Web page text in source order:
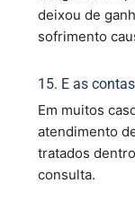
deixou de
sofrimento
15. E as
Em muitos
atendimento
tratados
consulta.